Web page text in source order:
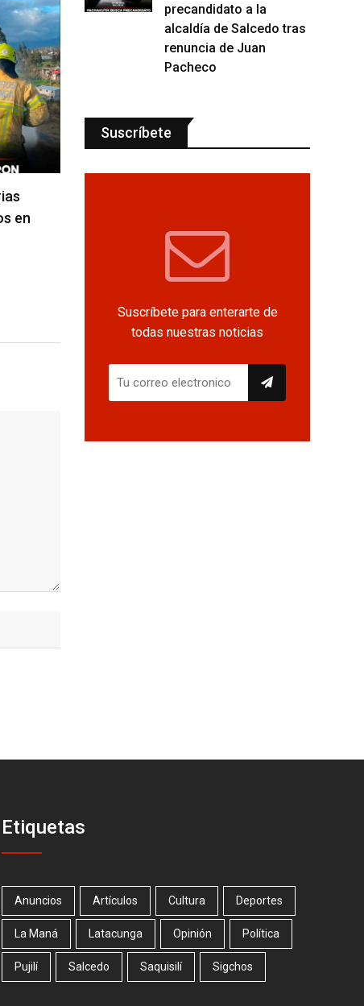
en
precandidato a la
alcaldía de Salcedo tras
renuncia de Juan
Pacheco
Suscríbete
Suscríbete para enterarte de
todas nuestras noticias
Etiquetas
Anuncios Artículos Cultura Deportes
La Maná Latacunga Opinión Política
Pujilí Salcedo Saquisilí Sigchos